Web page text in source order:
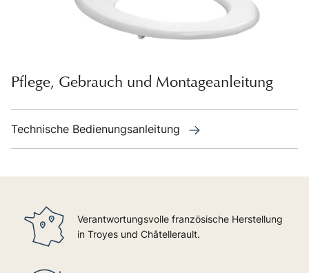
Pflege, Gebrauch und Montageanleitung
Technische Bedienungsanleitung
Verantwortungsvolle französische Herstellung
in Troyes und Châtellerault.